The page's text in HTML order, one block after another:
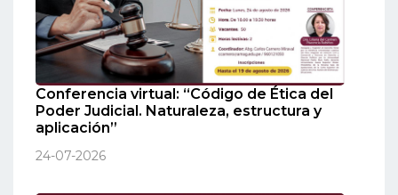
Conferencia virtual: “Código de Ética del
Poder Judicial. Naturaleza, estructura y
aplicación”
24-07-2026